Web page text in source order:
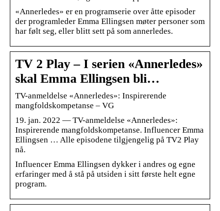
«Annerledes» er en programserie over åtte episoder
der programleder Emma Ellingsen møter personer som
har følt seg, eller blitt sett på som annerledes.
TV 2 Play – I serien «Annerledes»
skal Emma Ellingsen bli…
TV-anmeldelse «Annerledes»: Inspirerende
mangfoldskompetanse – VG
19. jan. 2022 — TV-anmeldelse «Annerledes»:
Inspirerende mangfoldskompetanse. Influencer Emma
Ellingsen … Alle episodene tilgjengelig på TV2 Play
nå.
Influencer Emma Ellingsen dykker i andres og egne
erfaringer med å stå på utsiden i sitt første helt egne
program.